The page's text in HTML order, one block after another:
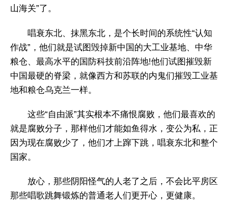
山海关”了。
唱衰东北、抹黑东北，是个长时间的系统性“认知
作战”，他们就是试图毁掉新中国的大工业基地、中华
粮仓、最高水平的国防科技前沿阵地!他们试图摧毁新
中国最硬的脊梁，就像西方和苏联的内鬼们摧毁工业基
地和粮仓乌克兰一样。
这些“自由派”其实根本不痛恨腐败，他们最喜欢的
就是腐败分子，那样他们才能如鱼得水，变公为私，正
因为现在腐败少了，他们才上蹿下跳，唱衰东北和整个
国家。
放心，那些阴阳怪气的人老了之后，不会比平房区
那些唱歌跳舞锻炼的普通老人们更开心，更健康。